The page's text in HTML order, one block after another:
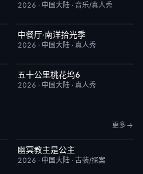
2026 · 中国大陆 · 音乐/真人秀
更新至第8期
中餐厅·南洋拾光季
2026 · 中国大陆 · 真人秀
今日更新
五十公里桃花坞6
2026 · 中国大陆 · 真人秀
更多
已完结
幽冥教主是公主
2026 · 中国大陆 · 古装/探案